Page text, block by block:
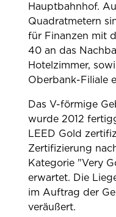
Hauptbahnhof.
Quadratmetern
für Finanzen mit
40 an das
Hotelzimmer,
Oberbank-Filiale
Das V-förmige
wurde 2012
LEED Gold
Zertifizierung
Kategorie "Very
erwartet. Die
im Auftrag der
veräußert.